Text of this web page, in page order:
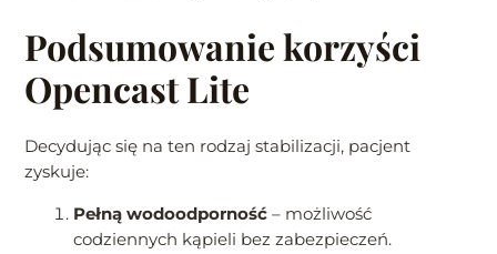
Podsumowanie korzyści
Opencast Lite
Decydując się na ten rodzaj stabilizacji, pacjent
zyskuje:
Pełną wodoodporność – możliwość
codziennych kąpieli bez zabezpieczeń.